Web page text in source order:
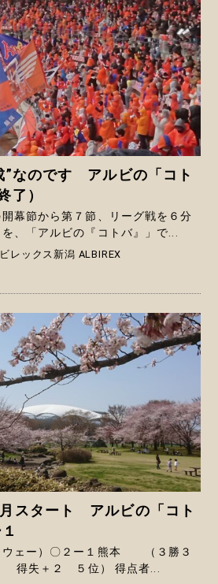
なのです アルビの「コト
）
幕節から第７節、リーグ戦を６分
、「アルビの『コトバ』」で...
レックス新潟 ALBIREX
スタート アルビの「コト
ウェー）〇２ー１熊本 （３勝３
得失＋２ ５位） 得点者...